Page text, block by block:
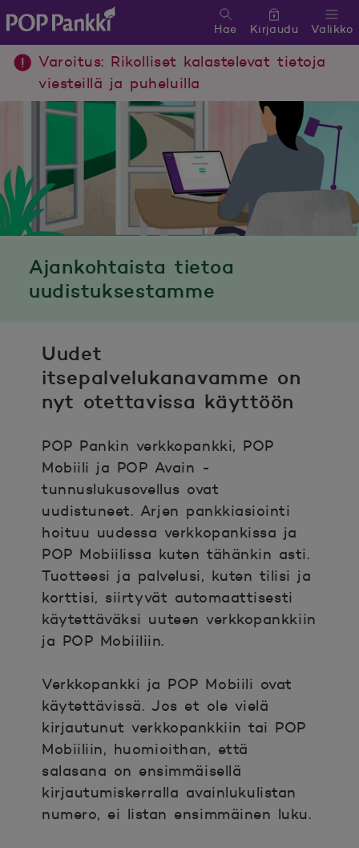
POP Pankki, etusivulle
Valikko
Hae Kirjaudu
Varoitus: Rikolliset kalastelevat tietoja
viesteillä ja puheluilla
Ajankohtaista tietoa
uudistuksestamme
Uudet
itsepalvelukanavamme on
nyt otettavissa käyttöön
POP Pankin verkkopankki, POP
Mobiili ja POP Avain -
tunnuslukusovellus ovat
uudistuneet. Arjen pankkiasiointi
hoituu uudessa verkkopankissa ja
POP Mobiilissa kuten tähänkin asti.
Tuotteesi ja palvelusi, kuten tilisi ja
korttisi, siirtyvät automaattisesti
käytettäväksi uuteen verkkopankkiin
ja POP Mobiiliin.
Verkkopankki ja POP Mobiili ovat
käytettävissä. Jos et ole vielä
kirjautunut verkkopankkiin tai POP
Mobiiliin, huomioithan, että
salasana on ensimmäisellä
kirjautumiskerralla avainlukulistan
numero, ei listan ensimmäinen luku.